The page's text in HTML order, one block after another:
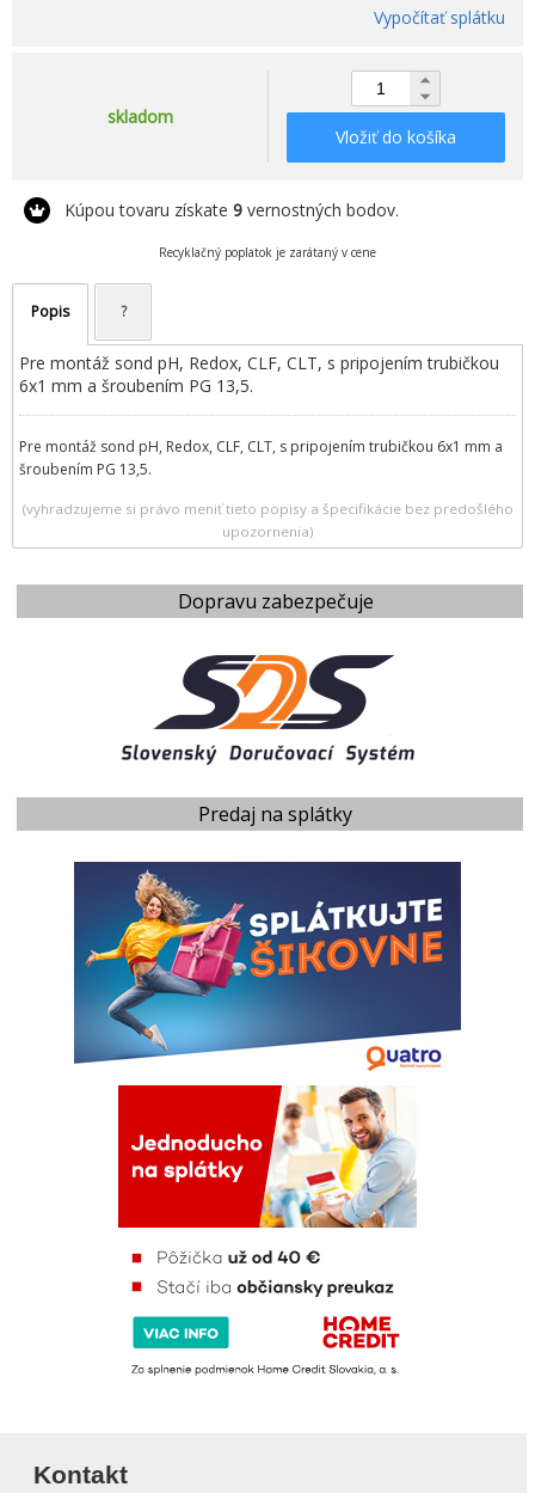
Dopravu zabezpečuje
Predaj na splátky
Vypočítať splátku
skladom
Vložiť do košíka
Kúpou tovaru získate 9 vernostných bodov.
Recyklačný poplatok je zarátaný v cene
Popis ?
Pre montáž sond pH, Redox, CLF, CLT, s pripojením trubičkou
6x1 mm a šroubením PG 13,5.
Pre montáž sond pH, Redox, CLF, CLT, s pripojením trubičkou 6x1 mm a
šroubením PG 13,5.
(vyhradzujeme si právo meniť tieto popisy a špecifikácie bez predošlého
upozornenia)
Kontakt